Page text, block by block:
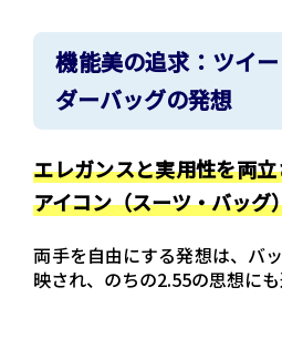
機能美の追求：ツイ
ダーバッグの発想
エレガンスと実用性を両
アイコン（スーツ・バッグ
両手を自由にする発想は、バ
映され、のちの2.55の思想にも